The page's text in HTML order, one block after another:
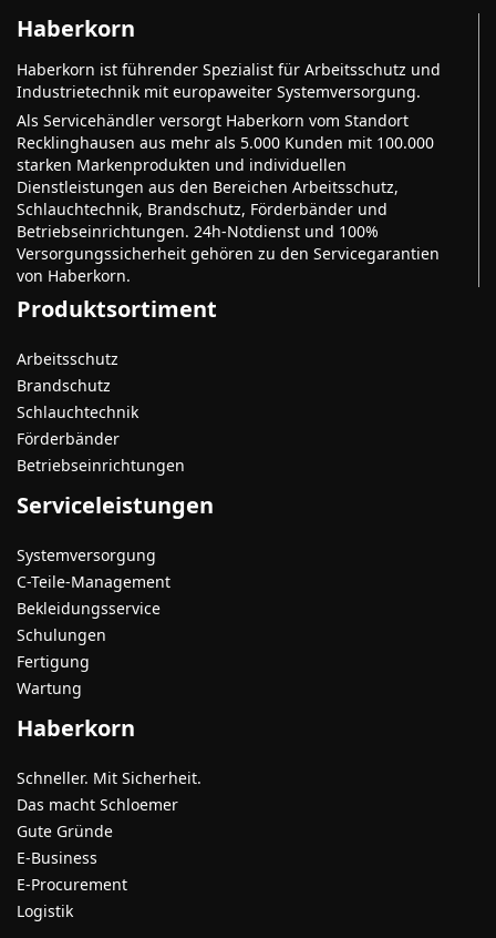
Haberkorn
Haberkorn ist führender Spezialist für Arbeitsschutz und
Industrietechnik mit europaweiter Systemversorgung.
Als Servicehändler versorgt Haberkorn vom Standort
Recklinghausen aus mehr als 5.000 Kunden mit 100.000
starken Markenprodukten und individuellen
Dienstleistungen aus den Bereichen Arbeitsschutz,
Schlauchtechnik, Brandschutz, Förderbänder und
Betriebseinrichtungen. 24h-Notdienst und 100%
Versorgungssicherheit gehören zu den Servicegarantien
von Haberkorn.
Produktsortiment
Arbeitsschutz
Brandschutz
Schlauchtechnik
Förderbänder
Betriebseinrichtungen
Serviceleistungen
Systemversorgung
C-Teile-Management
Bekleidungsservice
Schulungen
Fertigung
Wartung
Haberkorn
Schneller. Mit Sicherheit.
Das macht Schloemer
Gute Gründe
E-Business
E-Procurement
Logistik